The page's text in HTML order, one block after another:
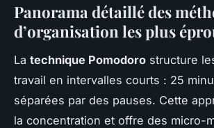
Panorama détaillé des
d’organisation les plus
La technique Pomodoro structure
travail en intervalles courts : 25
séparées par des pauses. Cette
la concentration et offre des micro-